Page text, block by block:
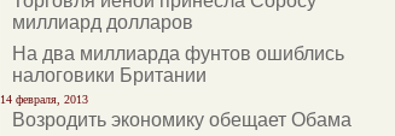
миллиард долларов
На два миллиарда фунтов ошиблись
налоговики Британии
14 февраля, 2013
Возродить экономику обещает Обама